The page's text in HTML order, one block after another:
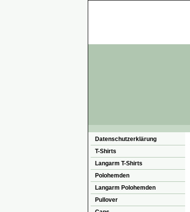
Datenschutzerklärung
T-Shirts
Langarm T-Shirts
Polohemden
Langarm Polohemden
Pullover